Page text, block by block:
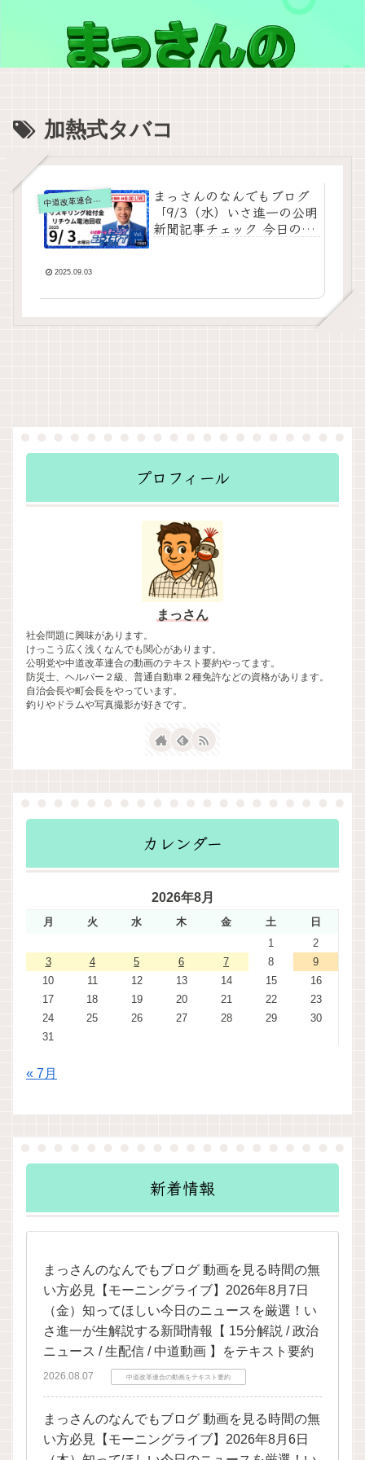
加熱式タバコ
中道改革連合の動画をテキスト要約
まっさんのなんでもブログ
「9/3（水）いさ進一の公明
新聞記事チェック 今日のニ
2025.09.03
プロフィール
まっさん
社会問題に興味があります。
けっこう広く浅くなんでも関心があります。
公明党や中道改革連合の動画のテキスト要約やってます。
防災士、ヘルパー２級、普通自動車２種免許などの資格があります。
自治会長や町会長をやっています。
釣りやドラムや写真撮影が好きです。
カレンダー
2026年8月
月 火 水 木 金 土
日
1
2
3
4 5 6 7 8
9
10
11 12 13 14 15
16
17
18 19 20 21 22
23
24
25 26 27 28 29
30
31
« 7月
新着情報
まっさんのなんでもブログ 動画を見る時間の無
い方必見【モーニングライブ】2026年8月7日
（金）知ってほしい今日のニュースを厳選！い
さ進一が生解説する新聞情報【 15分解説 / 政治
ニュース / 生配信 / 中道動画 】をテキスト要約
2026.08.07 中道改革連合の動画をテキスト要約
まっさんのなんでもブログ 動画を見る時間の無
い方必見【モーニングライブ】2026年8月6日